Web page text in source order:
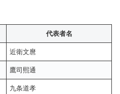
代表者名
近衛文麿
鷹司熙通
九条道孝